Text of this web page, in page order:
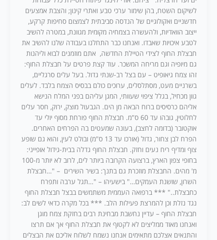
לשיקום השטח, בהן שימור ערכי טבע ואתרי קינון; והצבת אמצעים
חדשניים ואקולוגיים של הנדסה סביבתית לצמצום סחיפות קרקע,
ייצוב הוואדיות, ולהעשרה בצמחיה מקומית מגוונת, במטרה להשיב
לטבע איכויות שאבדו. ואנחנו כבר התחלנו בעבודה שלנו להשיב את
חבצלת החוף לצידי הטיילת החדשה, אתם מוזמנים לבוא וליהנות
גם מיופיה וגם מריחה המשכר. עוד קצת פרטים על חבצלת החוף:
זהו צמח גיאופיט – עם בצל רב-שנתי גדול. בעל עלים סרגליים,
בשרניים מעט, מסתלסלים, ערוכים כולם בבסיס הצמח בלבד. לעלים
גוון מכחיל, בגלל ציפוי שעוותי, המגן עליהם בפני המלח הנישא
אליהם כרסיסים ברוח הבאה מן הים. הגבעול מוצק, ירוק, חסר עלים
לחלוטין, גובהו עד 60 ס"מ. חבצלת החוף פורחת מסוף יולי עד
אוקטובר (בדומה לחצב), בעונה שמעטים בה הפרחים האחרים.
הפרח לבן צחור, גדול (אורכו עד 13 ס"מ) ובולט לעין, והוא גם שופע
צוף ומדיף ריח נעים וחזק. חבצלת החוף גדלה בבית-גידול אופייני:
בחופי צפון הארץ, ברצועה הקרובה ביותר לים, לרוב לא יותר מ-100
מ' מהים. החבצלת מוזכרת גם בתנך: בשיר השירים – "…חבצלת
השרון, שושנת העמקים…" בישעיהו – "…תגל ערבה ותפרח
כחבצלת.." *** ברפואה העממית משתמשים בבצל חבצלת החוף
נגד נזלת וכן להמרצת פעילות הלב. *** בכל מקרה כדאי לשים לב:
חבצלת החוף – עדיין נחשבת מבחינת רבים בחזקת צמח מוגן
ואנחנו מאוד ממליצים לא לקטוף את חבצלת החוף אך אם תרצו
והתנאים אצלכם מתאימים אנחנו נשמח לשלוח אליכם את הבצלים